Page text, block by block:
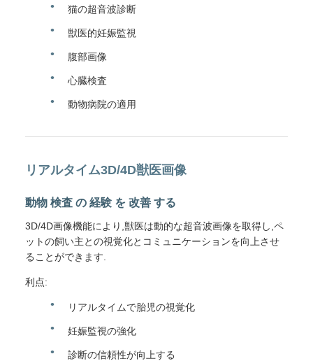
猫の超音波診断
獣医的妊娠監視
腹部画像
心臓検査
動物病院の適用
リアルタイム3D/4D獣医画像
動物 検査 の 経験 を 改善 する
3D/4D画像機能により,獣医は動的な超音波画像を取得し,ペ
ットの飼い主との視覚化とコミュニケーションを向上させ
ることができます.
利点:
リアルタイムで胎児の視覚化
妊娠監視の強化
診断の信頼性が向上する